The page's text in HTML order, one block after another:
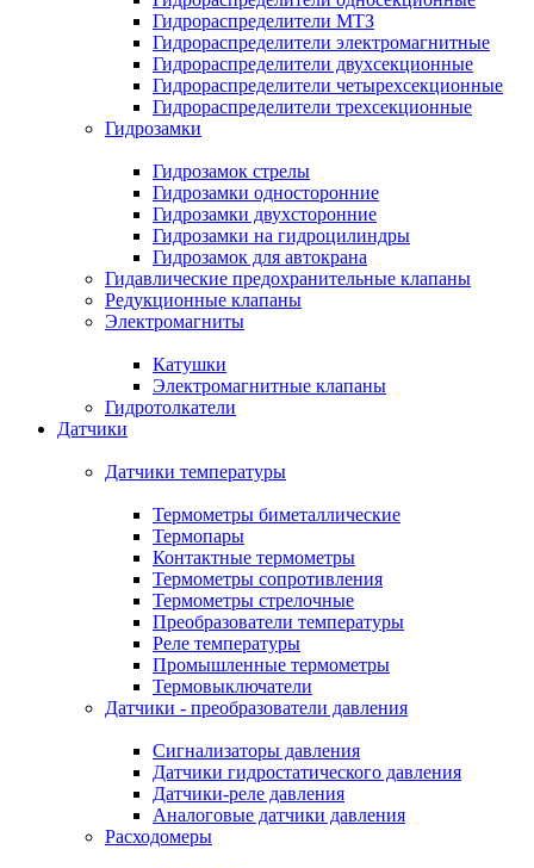
Гидрораспределители МТЗ
Гидрораспределители электромагнитные
Гидрораспределители двухсекционные
Гидрораспределители четырехсекционные
Гидрораспределители трехсекционные
Гидрозамки
Гидрозамок стрелы
Гидрозамки односторонние
Гидрозамки двухсторонние
Гидрозамки на гидроцилиндры
Гидрозамок для автокрана
Гидавлические предохранительные клапаны
Редукционные клапаны
Электромагниты
Катушки
Электромагнитные клапаны
Гидротолкатели
Датчики
Датчики температуры
Термометры биметаллические
Термопары
Контактные термометры
Термометры сопротивления
Термометры стрелочные
Преобразователи температуры
Реле температуры
Промышленные термометры
Термовыключатели
Датчики - преобразователи давления
Сигнализаторы давления
Датчики гидростатического давления
Датчики-реле давления
Аналоговые датчики давления
Расходомеры